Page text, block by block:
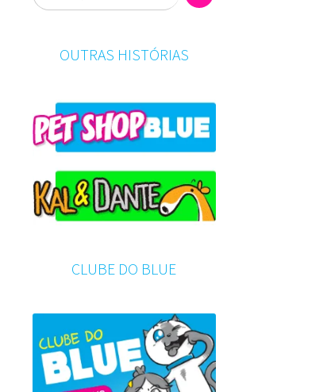
OUTRAS HISTÓRIAS
CLUBE DO BLUE